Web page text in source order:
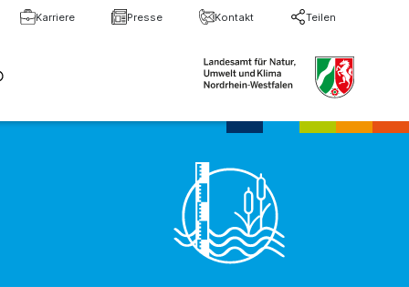
Karriere Presse Kontakt Teilen
Suche schließen